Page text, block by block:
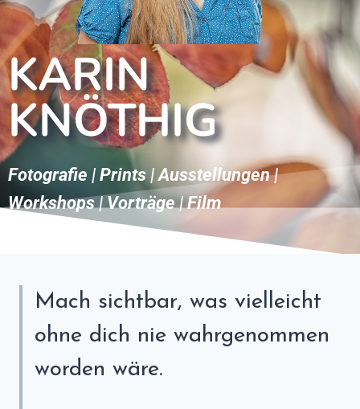
KARIN
KNÖTHIG
Fotografie | Prints | Ausstellungen |
Workshops | Vorträge | Film
Mach sichtbar, was vielleicht
ohne dich nie wahrgenommen
worden wäre.